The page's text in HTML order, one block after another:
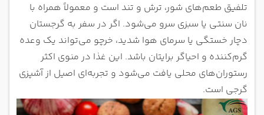
تلفیق طعم‌های شور، ترش و تند است و معمولاً همراه با
نان سنتی یا سبزی سرو می‌شود. اگر در سفر به گرجستان
دچار خستگی یا سرمای هوا شدید، خرچو می‌تواند یک وعده
گرم‌کننده و احیاگر برایتان باشد. این غذا در منوی اکثر
رستوران‌های محلی یافت می‌شود و تجربه‌ای اصیل از آشپزی
گرجی است.